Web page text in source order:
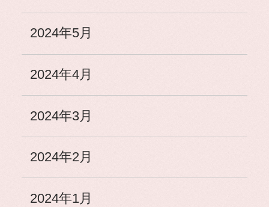
2024年5月
2024年4月
2024年3月
2024年2月
2024年1月